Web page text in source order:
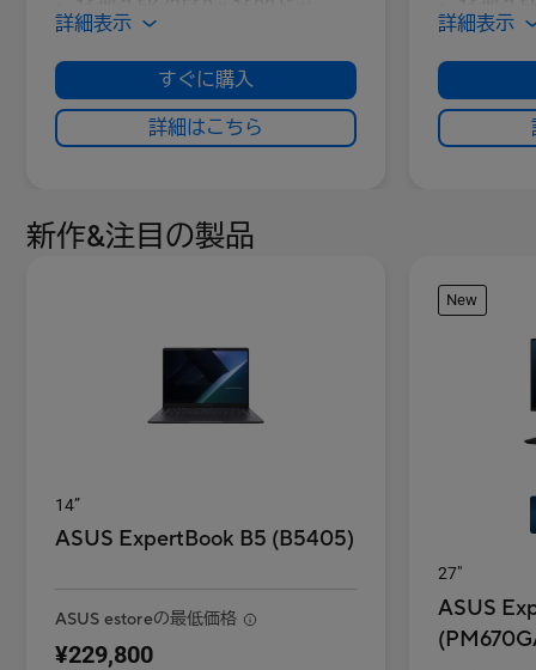
ト,WQXGA) 16:10 240Hz
OLED(有機EL) ROG Nebula HDR
Display
1TB (PCI Express 4.0 x4接続
詳細表示
すぐに購入
詳細はこちら
ト
1TB
NVMe/
詳細表示
新作&注目の製品
14”
ASUS ExpertBook B5 (B5405)
ASUS estoreの最低価格
¥229,800
New
27"
ASUS